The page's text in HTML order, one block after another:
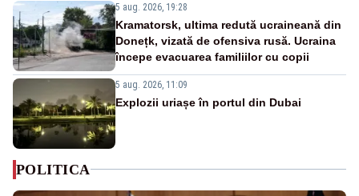
5 aug. 2026, 19:28
Kramatorsk, ultima redută ucraineană din
Donețk, vizată de ofensiva rusă. Ucraina
începe evacuarea familiilor cu copii
5 aug. 2026, 11:09
Explozii uriașe în portul din Dubai
POLITICA